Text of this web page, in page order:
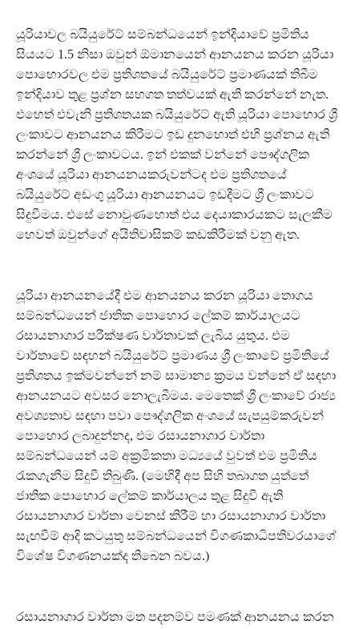
යූරියාවල බයියුරේට් සම්බන්ධයෙන් ඉන්දියාවේ ප්‍රමිතිය
සියයට 1.5 නිසා ඔවුන් ඕමානයෙන් ආනයනය කරන යූරියා
පොහොරවල එම ප්‍රතිශතයේ බයියුරේට් ප්‍රමාණයක් තිබීම
ඉන්දියාව තුළ ප්‍රශ්න සහගත තත්වයක් ඇති කරන්නේ නැත.
එහෙත් එවැනි ප්‍රතිශතයක බයියුරේට් ඇති යූරියා පොහොර ශ්‍රී
ලංකාවට ආනයනය කිරීමට ඉඩ දුනහොත් එහි ප්‍රශ්නය ඇති
කරන්නේ ශ්‍රී ලංකාවටය. ඉන් එකක් වන්නේ පෞද්ගලික
අංශයේ යූරියා ආනයනයකරුවන්ටද එම ප්‍රතිශතයේ
බයියුරේට් අඩංගු යූරියා ආනයනයට ඉඩදීමට ශ්‍රී ලංකාවට
සිදුවීමය. එසේ නොවුණහොත් එය දෙයාකාරයකට සැලකීම
හෙවත් ඔවුන්ගේ අයිතිවාසිකම් කඩකිරීමක් වනු ඇත.
යූරියා ආනයනයේදී එම ආනයනය කරන යූරියා තොගය
සම්බන්ධයෙන් ජාතික පොහොර ලේකම් කාර්යාලයට
රසායනාගාර පරීක්ෂණ වාර්තාවක් ලැබිය යුතුය. එම
වාර්තාවේ සඳහන් බයියුරේට් ප්‍රමාණය ශ්‍රී ලංකාවේ ප්‍රමිතියේ
ප්‍රතිශතය ඉක්මවන්නේ නම් සාමාන්‍ය ක්‍රමය වන්නේ ඒ සඳහා
ආනයනයට අවසර නොලැබීමය. මෙතෙක් ශ්‍රී ලංකාවේ රාජ්‍ය
අවශ්‍යතාව සඳහා පවා පෞද්ගලික අංශයේ සැපයුම්කරුවන්
පොහොර ලබාදුන්නද, එම රසායනාගාර වාර්තා
සම්බන්ධයෙන් යම් අක්‍රමිකතා මධ්‍යයේ වුවත් එම ප්‍රමිතිය
රැකගැනීම සිදුවී තිබුණි. (මෙහිදී අප සිහි තබාගත යුත්තේ
ජාතික පොහොර ලේකම් කාර්යාලය තුළ සිදුවී ඇති
රසායනාගාර වාර්තා වෙනස් කිරීම් හා රසායනාගාර වාර්තා
සැඟවීම් ආදි කටයුතු සම්බන්ධයෙන් විගණකාධිපතිවරයාගේ
විශේෂ විගණනයක්ද තිබෙන බවය.)
රසායනාගාර වාර්තා මත පදනම්ව පමණක් ආනයනය කරන